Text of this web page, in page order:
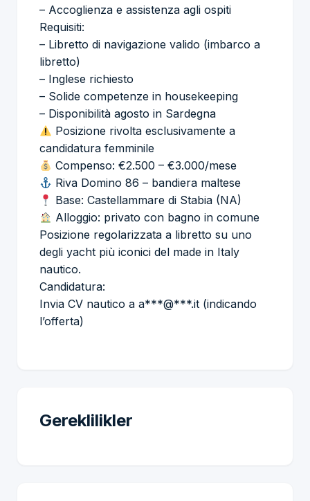
– Accoglienza e assistenza agli ospiti
Requisiti:
– Libretto di navigazione valido (imbarco a
libretto)
– Inglese richiesto
– Solide competenze in housekeeping
– Disponibilità agosto in Sardegna
Posizione rivolta esclusivamente a
candidatura femminile
Compenso: €2.500 – €3.000/mese
Riva Domino 86 – bandiera maltese
Base: Castellammare di Stabia (NA)
Alloggio: privato con bagno in comune
Posizione regolarizzata a libretto su uno
degli yacht più iconici del made in Italy
nautico.
Candidatura:
Invia CV nautico a a***@***.it (indicando
l’offerta)
Gereklilikler